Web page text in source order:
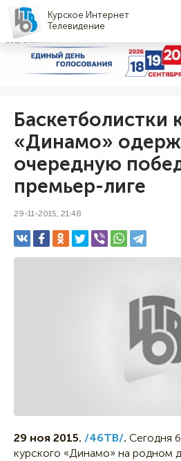
Курское Интернет
Телевидение
СОЦРЕКЛАМА
Баскетболистки
«Динамо»
очередную
премьер-лиге
29-11-2015, 21:48
29 ноя 2015. /46ТВ/. Сегодня
курского «Динамо» на родном